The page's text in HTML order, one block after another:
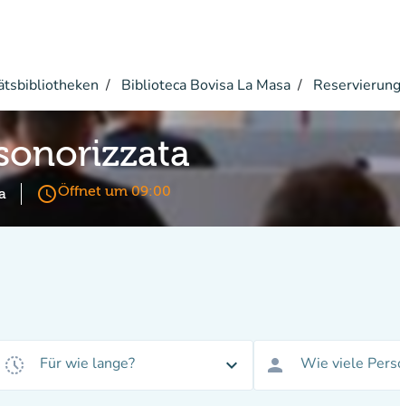
Biblioteca Bovisa La Masa Reservierung
access_timeÖffnet um 09:00
history_toggle_off Für wie lange? expand_more person Wie viele